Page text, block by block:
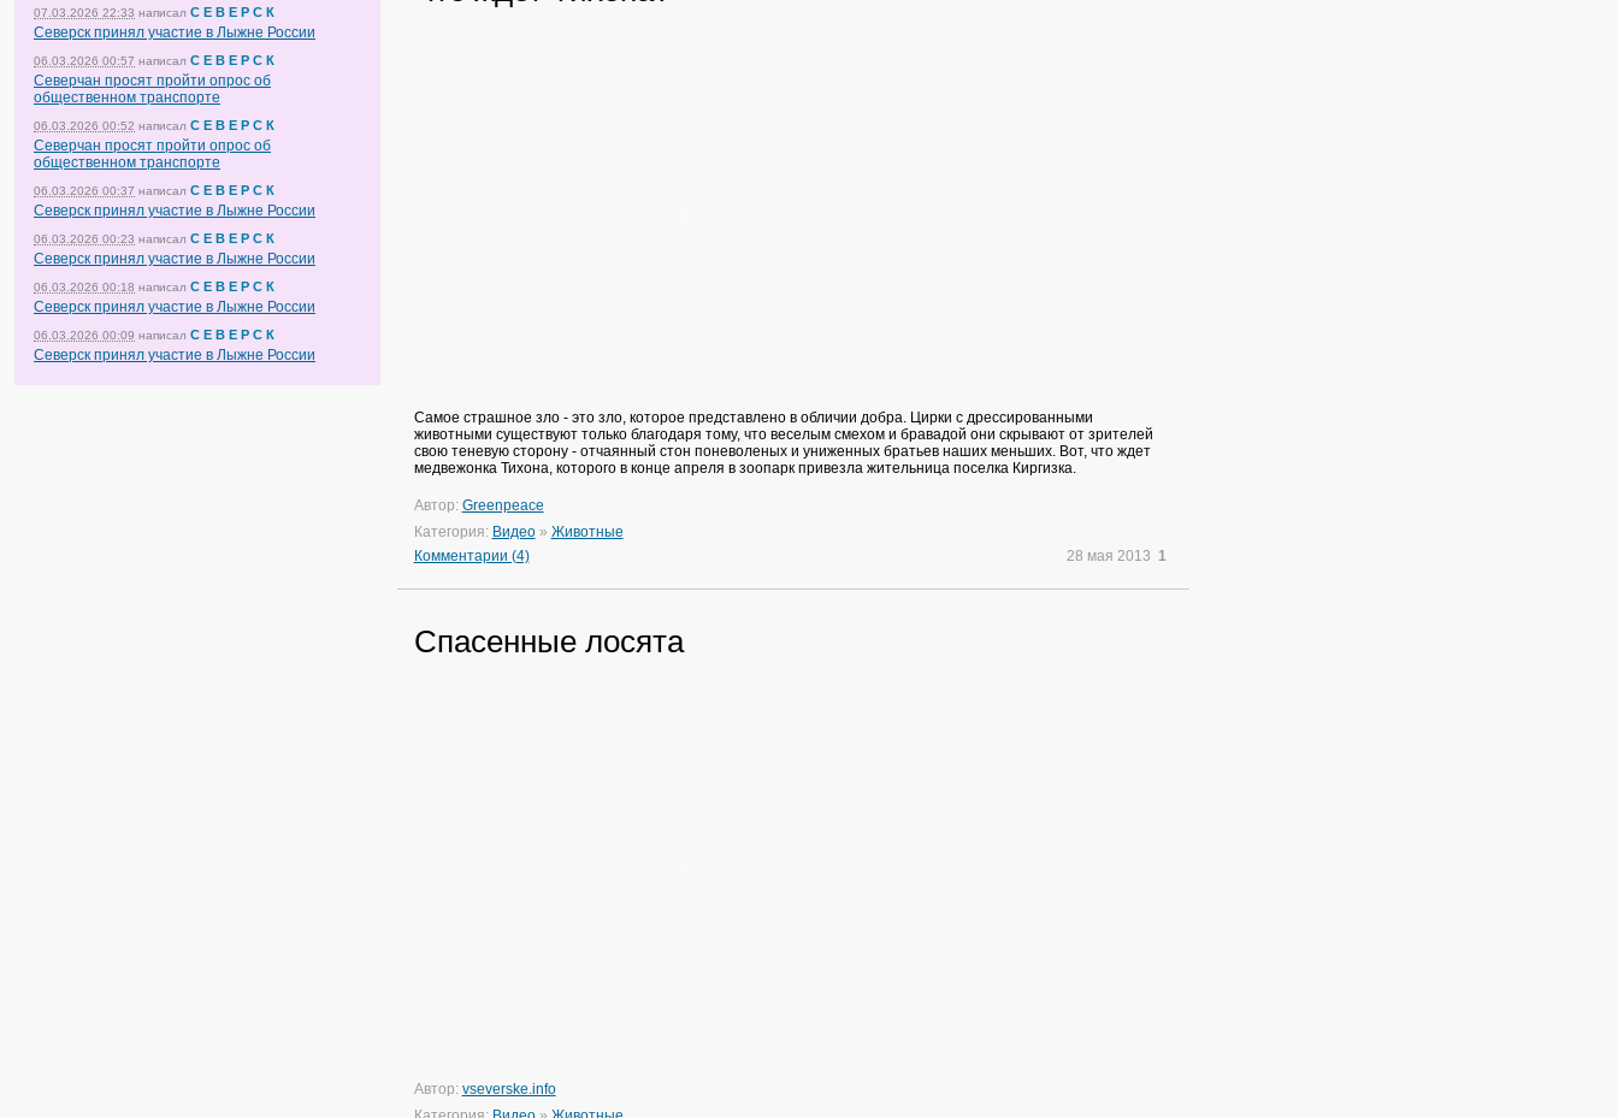
07.03.2026 22:33 написал С Е В Е Р С К
Северск принял участие в Лыжне России
06.03.2026 00:57 написал С Е В Е Р С К
Северчан просят пройти опрос об
общественном транспорте
06.03.2026 00:52 написал С Е В Е Р С К
Северчан просят пройти опрос об
общественном транспорте
06.03.2026 00:37 написал С Е В Е Р С К
Северск принял участие в Лыжне России
06.03.2026 00:23 написал С Е В Е Р С К
Северск принял участие в Лыжне России
06.03.2026 00:18 написал С Е В Е Р С К
Северск принял участие в Лыжне России
06.03.2026 00:09 написал С Е В Е Р С К
Северск принял участие в Лыжне России
Самое страшное зло - это зло, которое представлено в обличии добра. Цирки с дрессированными
животными существуют только благодаря тому, что веселым смехом и бравадой они скрывают от зрителей
свою теневую сторону - отчаянный стон поневоленых и униженных братьев наших меньших. Вот, что ждет
медвежонка Тихона, которого в конце апреля в зоопарк привезла жительница поселка Киргизка.
Автор: Greenpeace
Категория: Видео» Животные
Комментарии (4)
28 мая 2013 1
Cпасенные лосята
Автор: vseverske.info